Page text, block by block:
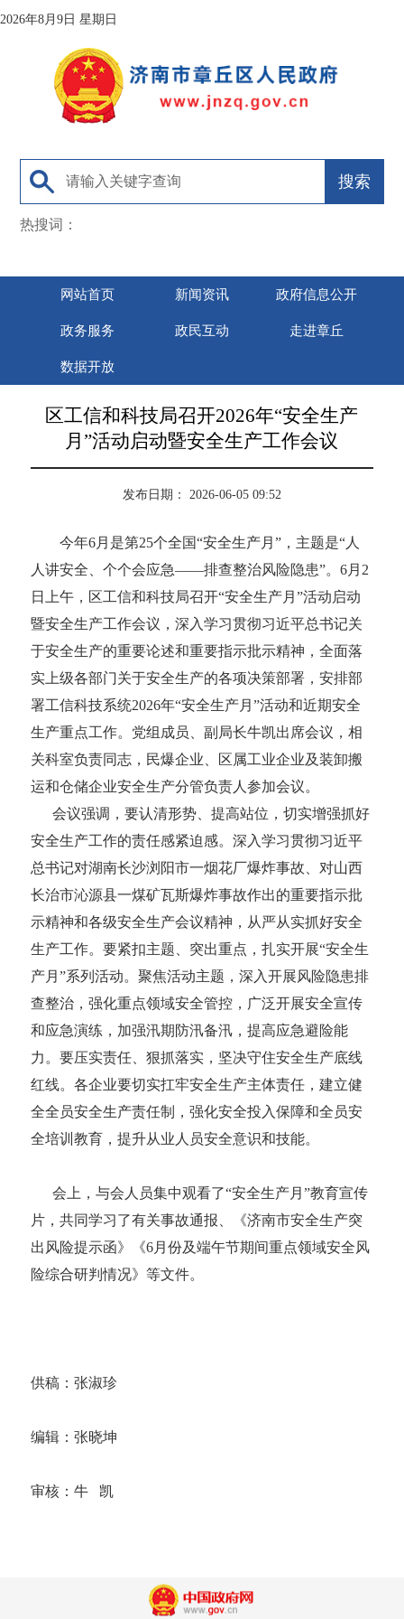
2026年8月9日 星期日
热搜词：
网站首页 新闻资讯 政府信息公开
政务服务 政民互动 走进章丘
数据开放
区工信和科技局召开2026年“安全生产
月”活动启动暨安全生产工作会议
发布日期： 2026-06-05 09:52
今年6月是第25个全国“安全生产月”，主题是“人
人讲安全、个个会应急——排查整治风险隐患”。6月2
日上午，区工信和科技局召开“安全生产月”活动启动
暨安全生产工作会议，深入学习贯彻习近平总书记关
于安全生产的重要论述和重要指示批示精神，全面落
实上级各部门关于安全生产的各项决策部署，安排部
署工信科技系统2026年“安全生产月”活动和近期安全
生产重点工作。党组成员、副局长牛凯出席会议，相
关科室负责同志，民爆企业、区属工业企业及装卸搬
运和仓储企业安全生产分管负责人参加会议。
会议强调，要认清形势、提高站位，切实增强抓好
安全生产工作的责任感紧迫感。深入学习贯彻习近平
总书记对湖南长沙浏阳市一烟花厂爆炸事故、对山西
长治市沁源县一煤矿瓦斯爆炸事故作出的重要指示批
示精神和各级安全生产会议精神，从严从实抓好安全
生产工作。要紧扣主题、突出重点，扎实开展“安全生
产月”系列活动。聚焦活动主题，深入开展风险隐患排
查整治，强化重点领域安全管控，广泛开展安全宣传
和应急演练，加强汛期防汛备汛，提高应急避险能
力。要压实责任、狠抓落实，坚决守住安全生产底线
红线。各企业要切实扛牢安全生产主体责任，建立健
全全员安全生产责任制，强化安全投入保障和全员安
全培训教育，提升从业人员安全意识和技能。
会上，与会人员集中观看了“安全生产月”教育宣传
片，共同学习了有关事故通报、《济南市安全生产突
出风险提示函》《6月份及端午节期间重点领域安全风
险综合研判情况》等文件。
供稿：张淑珍
编辑：张晓坤
审核：牛 凯